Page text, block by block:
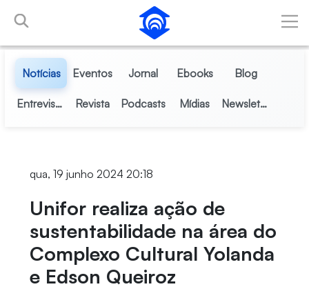
Pular para o Conteúdo principal
Notícias Eventos Jornal Ebooks Blog
Entrevistas Revista Podcasts Mídias Newsletter
qua, 19 junho 2024 20:18
Unifor realiza ação de
sustentabilidade na área do
Complexo Cultural Yolanda
e Edson Queiroz